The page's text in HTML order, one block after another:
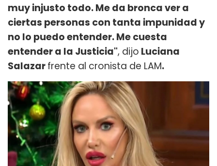
muy injusto todo. Me da bronca ver a
ciertas personas con tanta impunidad y
no lo puedo entender. Me cuesta
entender a la Justicia", dijo Luciana
Salazarfrente al cronista de LAM.